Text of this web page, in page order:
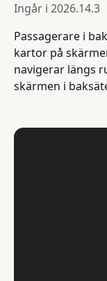
Ingår i 2026.14.3
Passagerare i
kartor på
navigerar längs
skärmen i